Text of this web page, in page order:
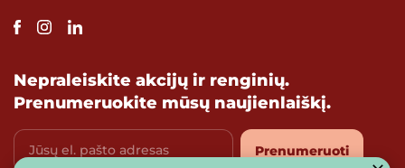
Nepraleiskite akcijų ir renginių.
Prenumeruokite mūsų naujienlaiškį.
Jūsų el. pašto adresas Prenumeruoti